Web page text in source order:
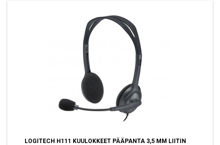
LOGITECH H111 KUULOKKEET PÄÄPANTA 3,5 MM LIITIN